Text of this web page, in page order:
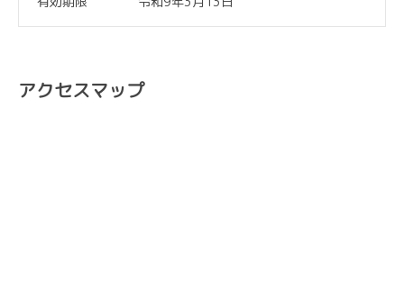
アクセスマップ